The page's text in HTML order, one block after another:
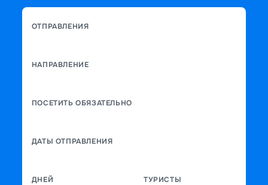
ОТПРАВЛЕНИЯ
НАПРАВЛЕНИЕ
ПОСЕТИТЬ ОБЯЗАТЕЛЬНО
ДАТЫ ОТПРАВЛЕНИЯ
ДНЕЙ ТУРИСТЫ